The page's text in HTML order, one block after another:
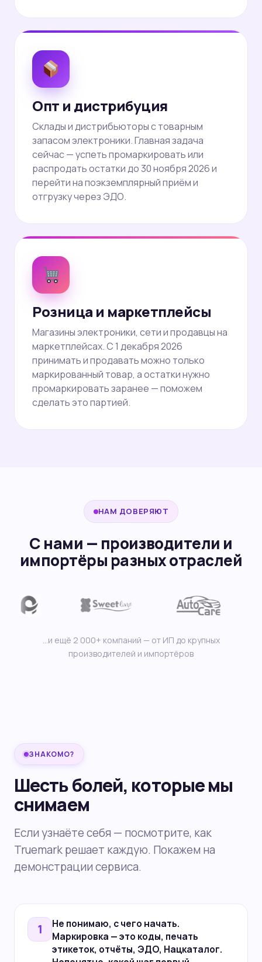
Опт и дистрибуция
Склады и дистрибьюторы с товарным
запасом электроники. Главная задача
сейчас — успеть промаркировать или
распродать остатки до 30 ноября 2026 и
перейти на поэкземплярный приём и
отгрузку через ЭДО.
Розница и маркетплейсы
Магазины электроники, сети и продавцы на
маркетплейсах. С 1 декабря 2026
принимать и продавать можно только
маркированный товар, а остатки нужно
промаркировать заранее — поможем
сделать это партией.
НАМ ДОВЕРЯЮТ
С нами — производители и
импортёры разных отраслей
…и ещё 2 000+ компаний — от ИП до крупных
производителей и импортёров
ЗНАКОМО?
Шесть болей, которые мы
снимаем
Если узнаёте себя — посмотрите, как
Truemark решает каждую. Покажем на
демонстрации сервиса.
1 Не понимаю, с чего начать.
Маркировка — это коды, печать
этикеток, отчёты, ЭДО, Нацкаталог.